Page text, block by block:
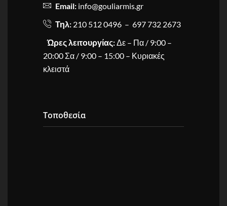
Email: info@gouliarmis.gr
Τηλ: 210 512 0496 – 697 732 2673
Ώρες λειτουργίας: Δε – Πα / 9:00 –
20:00 Σα / 9:00 – 15:00 – Κυριακές
κλειστά
Τοποθεσία